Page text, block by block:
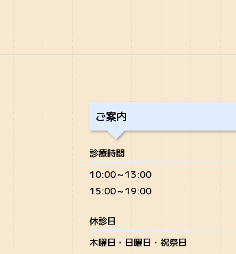
ご案内
診療時間
10:00～13:00
15:00～19:00
休診日
木曜日・日曜日・祝祭日